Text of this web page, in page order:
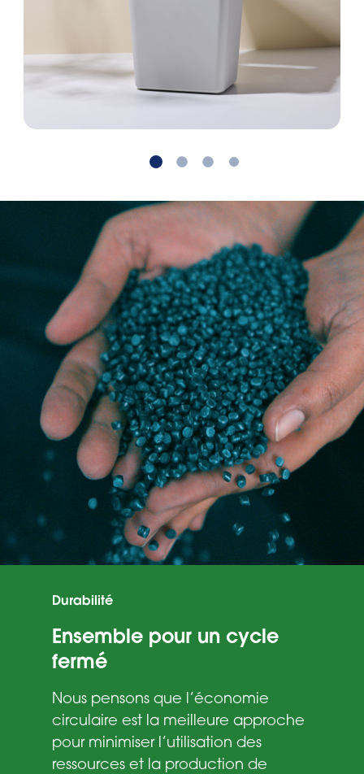
Retour
Suivant
Durabilité
Ensemble pour un cycle
fermé
Nous pensons que l’économie
circulaire est la meilleure approche
pour minimiser l’utilisation des
ressources et la production de